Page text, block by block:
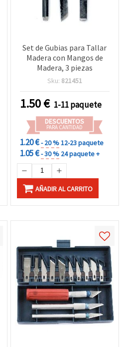
Set de Gubias para Tallar
Madera con Mangos de
Madera, 3 piezas
Sku: 821451
1.50€ 1-11 paquete
DESCUENTOS
PARA CANTIDAD
1.20 €- 20 %12-23 paquete
1.05 €- 30 % 24 paquete +
AÑADIR AL CARRITO